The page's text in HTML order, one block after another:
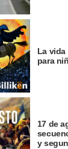
La
para
17 de
y